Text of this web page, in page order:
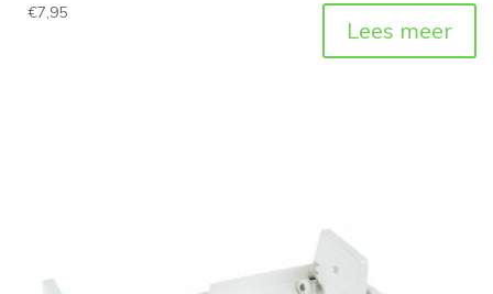
€7,95
Lees meer